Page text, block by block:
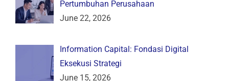
Pertumbuhan Perusahaan
June 22, 2026
Information Capital: Fondasi Digital
Eksekusi Strategi
June 15, 2026